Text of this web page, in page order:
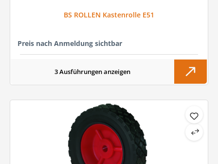
BS ROLLEN Kastenrolle E51
Preis nach Anmeldung sichtbar
3 Ausführungen anzeigen